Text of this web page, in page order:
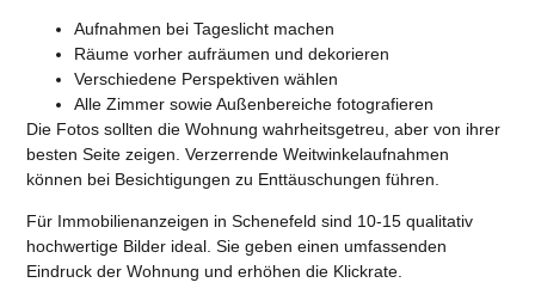
Aufnahmen bei Tageslicht machen
Räume vorher aufräumen und dekorieren
Verschiedene Perspektiven wählen
Alle Zimmer sowie Außenbereiche fotografieren
Die Fotos sollten die Wohnung wahrheitsgetreu, aber von ihrer
besten Seite zeigen. Verzerrende Weitwinkelaufnahmen
können bei Besichtigungen zu Enttäuschungen führen.
Für Immobilienanzeigen in Schenefeld sind 10-15 qualitativ
hochwertige Bilder ideal. Sie geben einen umfassenden
Eindruck der Wohnung und erhöhen die Klickrate.